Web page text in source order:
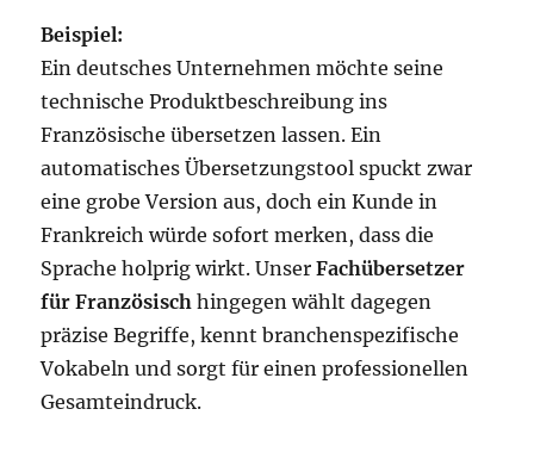
Beispiel:
Ein deutsches Unternehmen möchte seine
technische Produktbeschreibung ins
Französische übersetzen lassen. Ein
automatisches Übersetzungstool spuckt zwar
eine grobe Version aus, doch ein Kunde in
Frankreich würde sofort merken, dass die
Sprache holprig wirkt. UnserFachübersetzer
für Französisch hingegen wählt dagegen
präzise Begriffe, kennt branchenspezifische
Vokabeln und sorgt für einen professionellen
Gesamteindruck.